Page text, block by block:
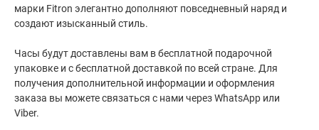
марки Fitron элегантно дополняют повседневный наряд и
создают изысканный стиль.
Часы будут доставлены вам в бесплатной подарочной
упаковке и с бесплатной доставкой по всей стране. Для
получения дополнительной информации и оформления
заказа вы можете связаться с нами через WhatsApp или
Viber.